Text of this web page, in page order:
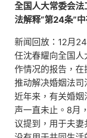
全国人大常委会法
法解释“第24条”
新闻回放：12月
任沈春耀向全国
作情况的报告，在
推动解决婚姻法司
近年来，有关婚姻
声一直未止。8月
议提到，用于夫妻